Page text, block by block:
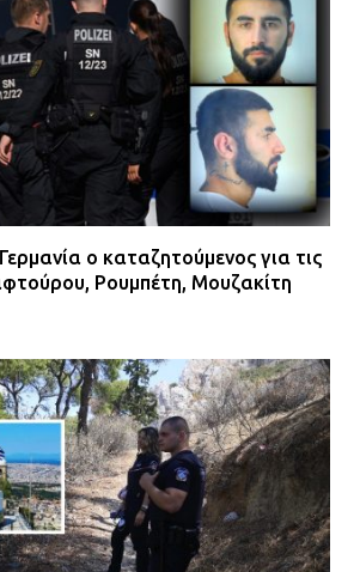
ο καταζητούμενος για τις
Ρουμπέτη, Μουζακίτη